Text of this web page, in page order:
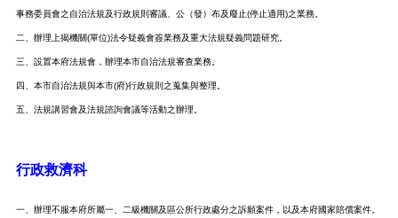
事務委員會之自治法規及行政規則審議、公（發）布及廢止(停止適用)之業務。
二、辦理上揭機關(單位)法令疑義會簽業務及重大法規疑義問題研究。
三、設置本府法規會，辦理本市自治法規審查業務。
四、本市自治法規與本市(府)行政規則之蒐集與整理。
五、法規講習會及法規諮詢會議等活動之辦理。
行政救濟科
一、辦理不服本府所屬一、二級機關及區公所行政處分之訴願案件，以及本府國家賠償案件。